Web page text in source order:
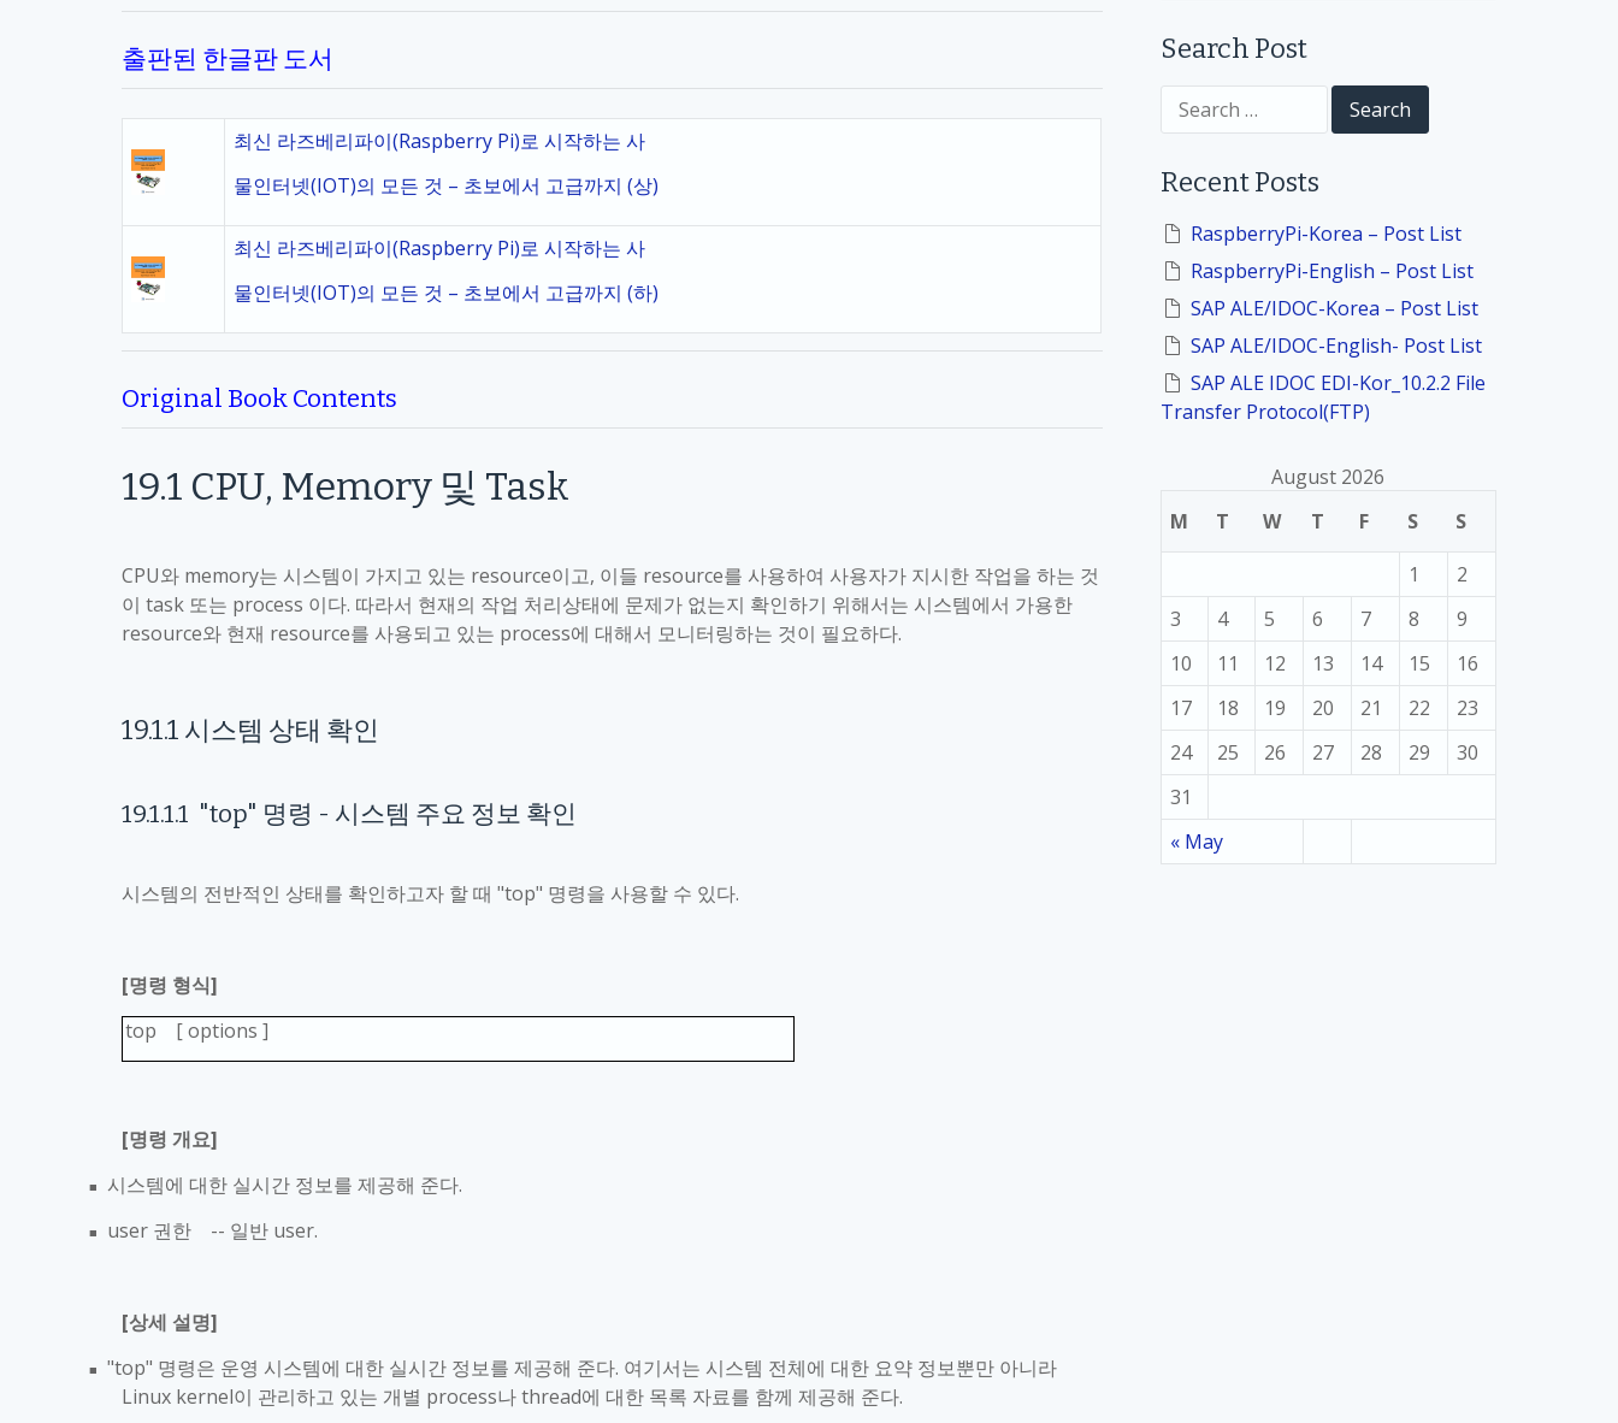
출판된 한글판 도서
최신 라즈베리파이(Raspberry Pi)로 시작하는 사
물인터넷(IOT)의 모든 것 – 초보에서 고급까지 (상)
최신 라즈베리파이(Raspberry Pi)로 시작하는 사
물인터넷(IOT)의 모든 것 – 초보에서 고급까지 (하)
Original Book Contents
19.1 CPU, Memory 및 Task
CPU와 memory는 시스템이 가지고 있는 resource이고, 이들 resource를 사용하여 사용자가 지시한 작업을 하는 것
이 task 또는 process 이다. 따라서 현재의 작업 처리상태에 문제가 없는지 확인하기 위해서는 시스템에서 가용한
resource와 현재 resource를 사용되고 있는 process에 대해서 모니터링하는 것이 필요하다.
19.1.1 시스템 상태 확인
19.1.1.1 "top" 명령 - 시스템 주요 정보 확인
시스템의 전반적인 상태를 확인하고자 할 때 "top" 명령을 사용할 수 있다.
[명령 형식]
top [ options ]
[명령 개요]
■ 시스템에 대한 실시간 정보를 제공해 준다.
■ user 권한 -- 일반 user.
[상세 설명]
■ "top" 명령은 운영 시스템에 대한 실시간 정보를 제공해 준다. 여기서는 시스템 전체에 대한 요약 정보뿐만 아니라
Linux kernel이 관리하고 있는 개별 process나thread에 대한 목록 자료를 함께 제공해 준다.
Search Post
c
o
Recent Posts
RaspberryPi-Korea – Post List
RaspberryPi-English – Post List
SAP ALE/IDOC-Korea – Post List
SAP ALE/IDOC-English- Post List
SAP ALE IDOC EDI-Kor_10.2.2 File
Transfer Protocol(FTP)
August 2026
M
T W T F S S
« May
1
2
3
4 5 6 7 8
9
10
11 12 13 14 15
16
17
18 19 20 21 22
23
24
25 26 27 28 29
30
31